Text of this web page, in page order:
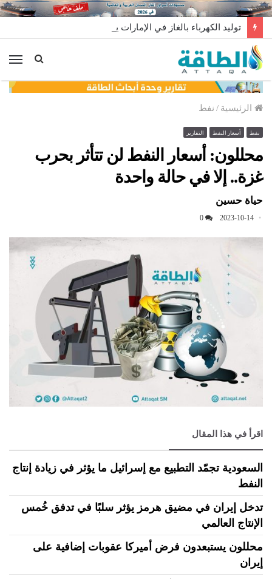
توليد الكهرباء بالغاز في الإمارات يرتفع للعام الثاني
الرئيسية / نفط
نفط أسعار النفط التقارير
محللون: أسعار النفط لن تتأثر بحرب
غزة.. إلا في حالة واحدة
حياة حسين
2023-10-14
0
اقرأ في هذا المقال
السعودية تجمّد التطبيع مع إسرائيل ما يؤثر في زيادة إنتاج
النفط
تدخل إيران في مضيق هرمز يؤثر سلبًا في تدفق خُمس
الإنتاج العالمي
محللون يستبعدون فرض أميركا عقوبات إضافية على
إيران